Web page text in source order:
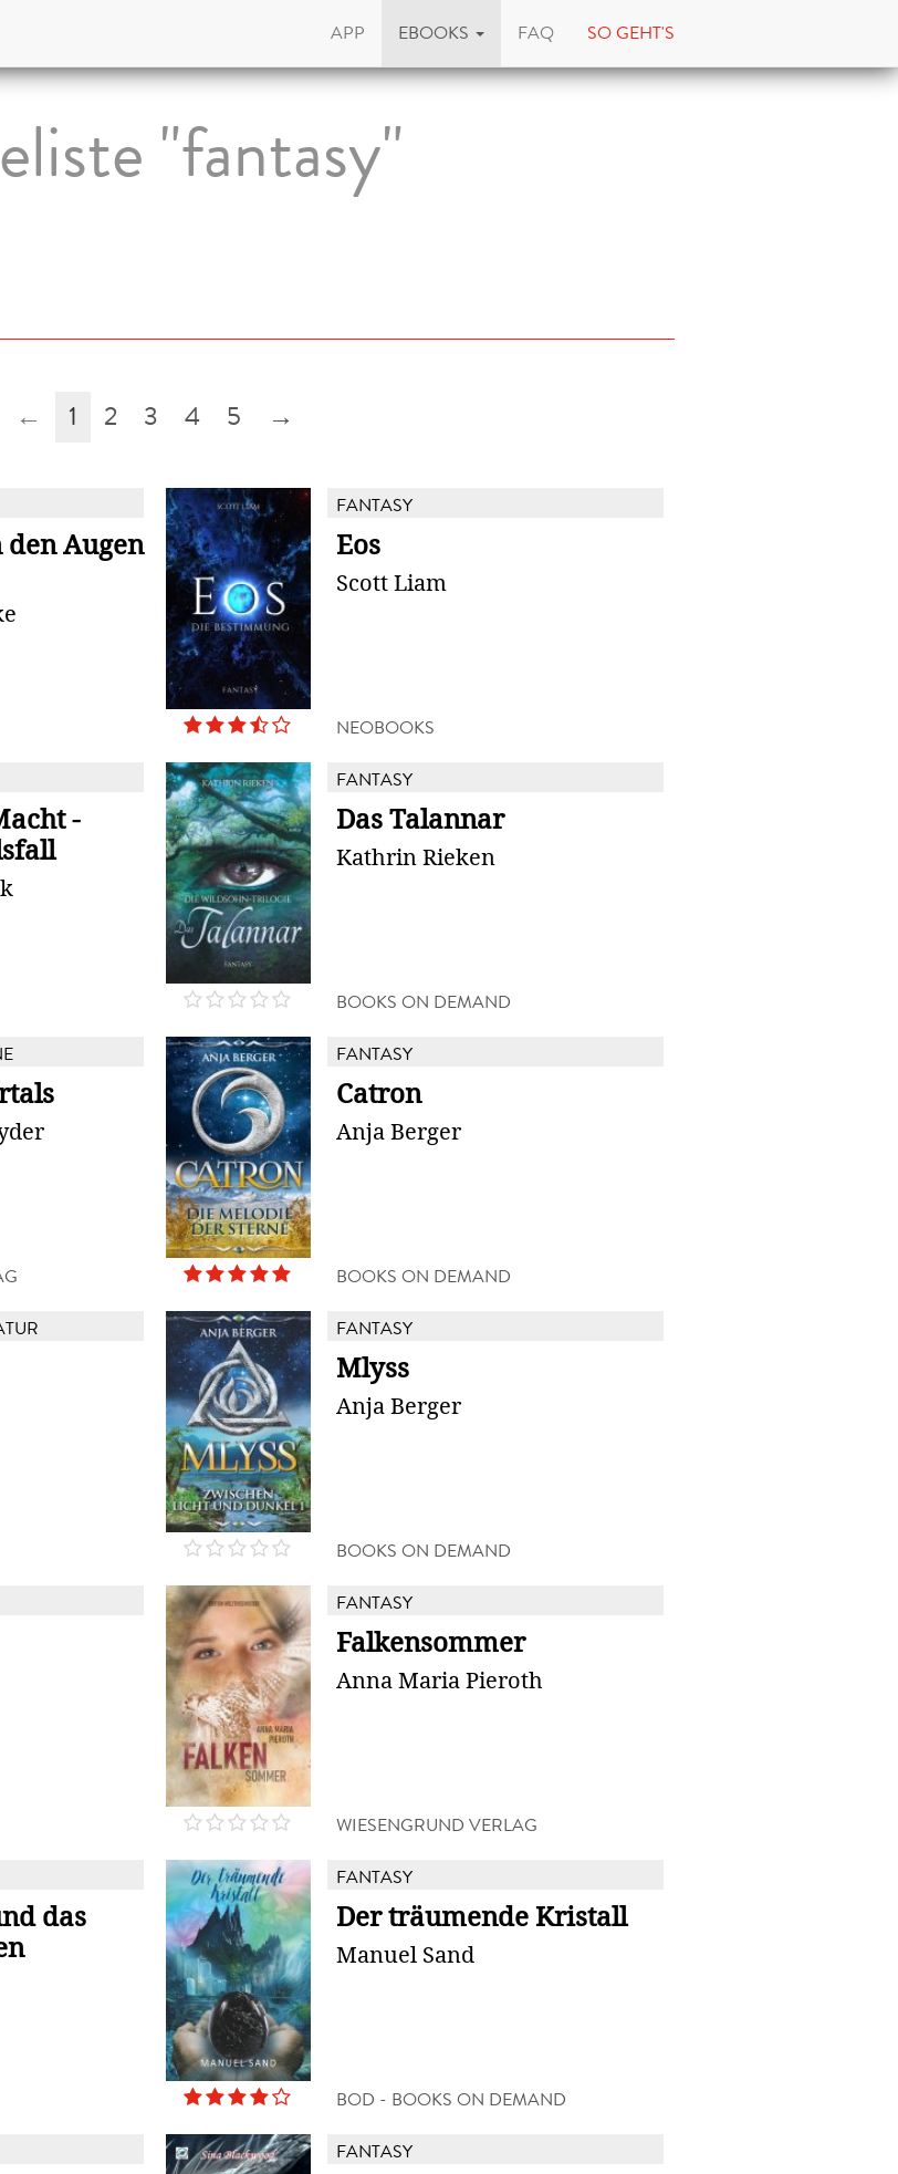
APP EBOOKS FAQ SO GEHT'S
"fantasy"
← 1 2 3 4 5 →
den Augen
FANTASY
Eos
Scott Liam
NEOBOOKS
-
FANTASY
Das Talannar
Kathrin Rieken
BOOKS ON DEMAND
FANTASY
Catron
Anja Berger
BOOKS ON DEMAND
FANTASY
Mlyss
Anja Berger
BOOKS ON DEMAND
FANTASY
Falkensommer
Anna Maria Pieroth
WIESENGRUND VERLAG
das
FANTASY
Der träumende Kristall
Manuel Sand
BOD - BOOKS ON DEMAND
FANTASY